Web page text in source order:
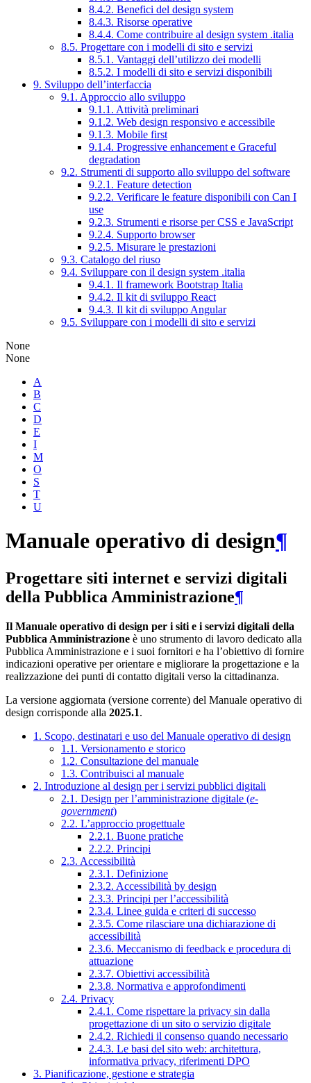
8.4.2. Benefici del design system
8.4.3. Risorse operative
8.4.4. Come contribuire al design system .italia
8.5. Progettare con i modelli di sito e servizi
8.5.1. Vantaggi dell’utilizzo dei modelli
8.5.2. I modelli di sito e servizi disponibili
9. Sviluppo dell’interfaccia
9.1. Approccio allo sviluppo
9.1.1. Attività preliminari
9.1.2. Web design responsivo e accessibile
9.1.3. Mobile first
9.1.4. Progressive enhancement e Graceful
degradation
9.2. Strumenti di supporto allo sviluppo del software
9.2.1. Feature detection
9.2.2. Verificare le feature disponibili con Can I
use
9.2.3. Strumenti e risorse per CSS e JavaScript
9.2.4. Supporto browser
9.2.5. Misurare le prestazioni
9.3. Catalogo del riuso
9.4. Sviluppare con il design system .italia
9.4.1. Il framework Bootstrap Italia
9.4.2. Il kit di sviluppo React
9.4.3. Il kit di sviluppo Angular
9.5. Sviluppare con i modelli di sito e servizi
None
None
A
B
C
D
E
I
M
O
S
T
U
Manuale operativo di design¶
Progettare siti internet e servizi digitali
della Pubblica Amministrazione¶
Il Manuale operativo di design per i siti e i servizi digitali della
Pubblica Amministrazione è uno strumento di lavoro dedicato alla
Pubblica Amministrazione e i suoi fornitori e ha l’obiettivo di fornire
indicazioni operative per orientare e migliorare la progettazione e la
realizzazione dei punti di contatto digitali verso la cittadinanza.
La versione aggiornata (versione corrente) del Manuale operativo di
design corrisponde alla 2025.1.
1. Scopo, destinatari e uso del Manuale operativo di design
1.1. Versionamento e storico
1.2. Consultazione del manuale
1.3. Contribuisci al manuale
2. Introduzione al design per i servizi pubblici digitali
2.1. Design per l’amministrazione digitale (e-
government)
2.2. L’approccio progettuale
2.2.1. Buone pratiche
2.2.2. Principi
2.3. Accessibilità
2.3.1. Definizione
2.3.2. Accessibilità by design
2.3.3. Principi per l’accessibilità
2.3.4. Linee guida e criteri di successo
2.3.5. Come rilasciare una dichiarazione di
accessibilità
2.3.6. Meccanismo di feedback e procedura di
attuazione
2.3.7. Obiettivi accessibilità
2.3.8. Normativa e approfondimenti
2.4. Privacy
2.4.1. Come rispettare la privacy sin dalla
progettazione di un sito o servizio digitale
2.4.2. Richiedi il consenso quando necessario
2.4.3. Le basi del sito web: architettura,
informativa privacy, riferimenti DPO
3. Pianificazione, gestione e strategia